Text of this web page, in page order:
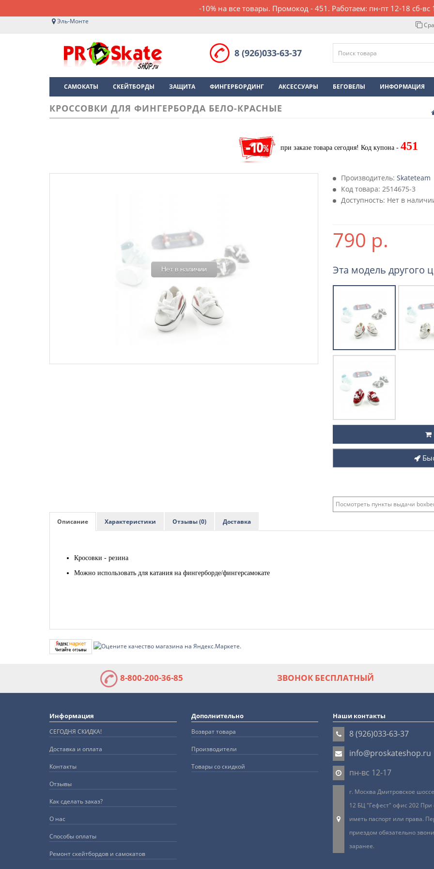
-10% на все товары. Промокод - 451. Работаем: пн-пт 12-18 сб-вс
Эль-Монте
8 (926)033-63-37
САМОКАТЫ СКЕЙТБОРДЫ ЗАЩИТА ФИНГЕРБОРДИНГ АКСЕССУАРЫ БЕГОВЕЛЫ ИНФОРМАЦИЯ
КРОССОВКИ ДЛЯ ФИНГЕРБОРДА БЕЛО-КРАСНЫЕ
при заказе товара сегодня!Код купона -451
Нет в наличии
Производитель: Skateteam
Код товара: 2514675-3
Доступность: Нет в
790 р.
Эта модель другого
Посмотреть пункты выдачи
Описание Характеристики Отзывы (0) Доставка
Кросовки - резина
Можно использовать для катания на фингерборде/фингерсамокате
8-800-200-36-85 ЗВОНОК БЕСПЛАТНЫЙ
Информация
СЕГОДНЯ СКИДКА!
Доставка и оплата
Контакты
Отзывы
Как сделать заказ?
О нас
Способы оплаты
Ремонт скейтбордов и самокатов
Дополнительно
Возврат товара
Производители
Товары со скидкой
Наши контакты
8 (926)033-63-37
info@proskateshop.ru
пн-вс 12-17
г. Москва Дмитровское
12 БЦ "Гефест" офис 202 При
иметь паспорт или права.
приездом обязательно
заранее.